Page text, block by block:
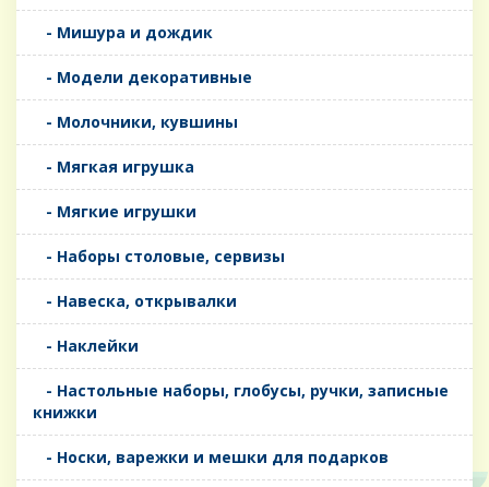
- Мишура и дождик
- Модели декоративные
- Молочники, кувшины
- Мягкая игрушка
- Мягкие игрушки
- Наборы столовые, сервизы
- Навеска, открывалки
- Наклейки
- Настольные наборы, глобусы, ручки, записные
книжки
- Носки, варежки и мешки для подарков